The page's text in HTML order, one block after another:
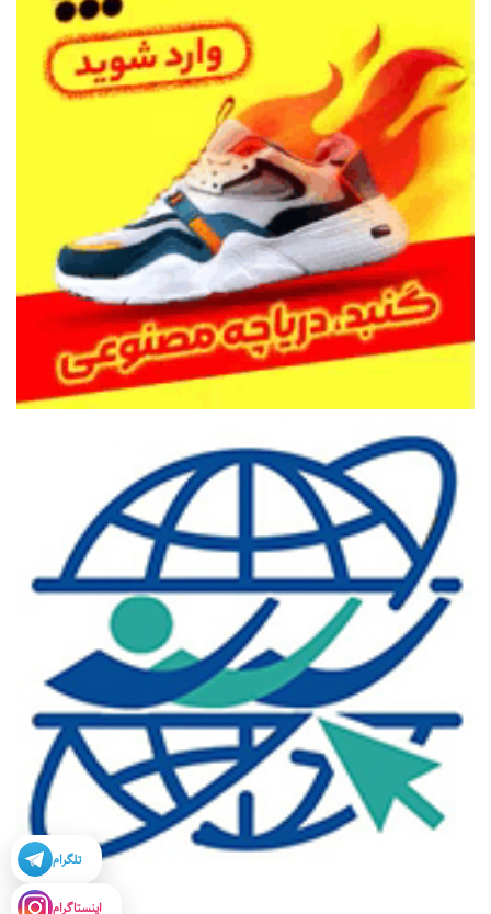
تلگرام
اینستاگرام